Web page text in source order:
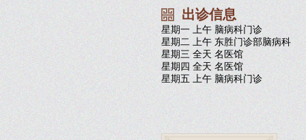
出诊信息
星期一 上午 脑病科门诊
星期二 上午 东胜门诊部脑病科
星期三 全天 名医馆
星期四 全天 名医馆
星期五 上午 脑病科门诊